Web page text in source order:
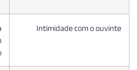
Criação de uma